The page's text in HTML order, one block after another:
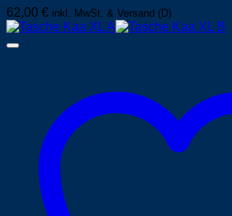
62,00 € inkl. MwSt. & Versand (D)